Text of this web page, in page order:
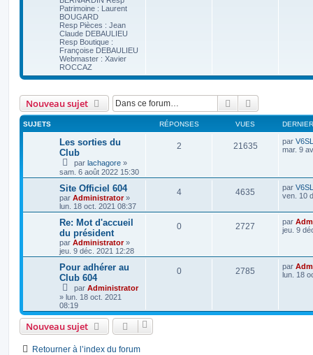
Patrimoine : Laurent
BOUGARD
Resp Pièces : Jean
Claude DEBAULIEU
Resp Boutique :
Françoise DEBAULIEU
Webmaster : Xavier
ROCCAZ
Nouveau sujet Rechercher
SUJETS RÉPONSES VUES
Les sorties du
Club
par lachagore »
sam. 6 août 2022 15:30
2 21635 par V6SL
mar. 9
Site Officiel 604
par Administrator»
lun. 18 oct. 2021 08:37
4 4635 par V6SL
ven. 10
Re: Mot d'accueil
du président
par Administrator»
jeu. 9 déc. 2021 12:28
0 2727 par
jeu. 9
Pour adhérer au
Club 604
par Administrator
» lun. 18 oct. 2021
08:19
0 2785 par
lun. 18
Nouveau sujet
Retourner à l’index du forum